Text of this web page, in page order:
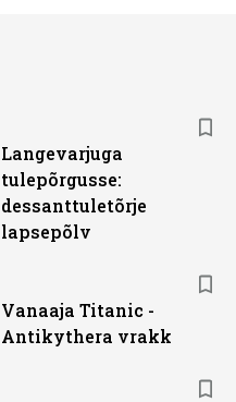
Langevarjuga
tulepõrgusse:
dessanttuletõrje
lapsepõlv
Vanaaja Titanic -
Antikythera vrakk